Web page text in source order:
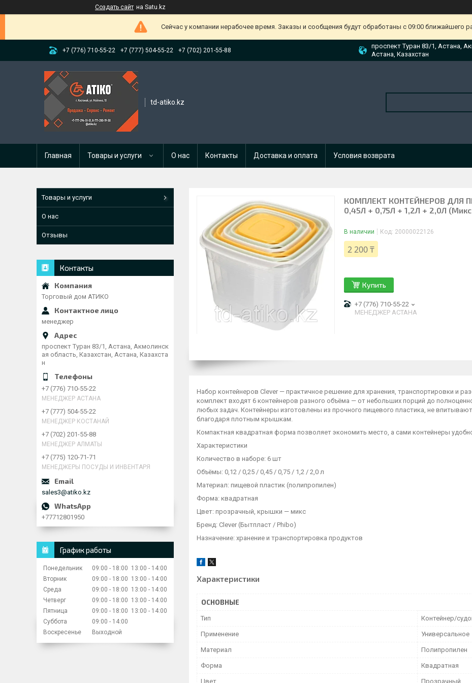
Создать сайт на Satu.kz
Сейчас у компании нерабочее время. Заказы и сообщения будут обработаны с 09:00 ближайшего
+7 (776) 710-55-22 +7 (777) 504-55-22 +7 (702) 201-55-88
проспект Туран 83/1, Астана,
Астана, Казахстан
td-atiko.kz
Главная Товары и услуги О нас Контакты Доставка и оплата Условия возврата
КОМПЛЕКТ КОНТЕЙНЕРОВ ДЛЯ
0,45Л + 0,75Л + 1,2Л + 2,0Л (Микс
В наличии Код: 20000022126
2 200 ₸
Купить
+7 (776) 710-55-22
МЕНЕДЖЕР АСТАНА
Набор контейнеров Clever — практичное решение для хранения, транспортировки и
комплект входят 6 контейнеров разного объёма — от небольших порций до
любых задач. Контейнеры изготовлены из прочного пищевого пластика, не
благодаря плотным крышкам.
Компактная квадратная форма позволяет экономить место, а сами контейнеры
Характеристики
Количество в наборе: 6 шт
Объёмы: 0,12 / 0,25 / 0,45 / 0,75 / 1,2 / 2,0 л
Материал: пищевой пластик (полипропилен)
Форма: квадратная
Цвет: прозрачный, крышки — микс
Бренд: Clever (Бытпласт / Phibo)
Назначение: хранение и транспортировка продуктов
Характеристики
ОСНОВНЫЕ
Тип Контейнер/
Применение Универсальное
Материал Полипропилен
Форма Квадратная
Цвет Прозрачный
Товары и услуги
О нас
Отзывы
Контакты
Торговый дом АТИКО
менеджер
проспект Туран 83/1, Астана, Акмолинск
ая область, Казахстан, Астана, Казахста
н
+7 (776) 710-55-22
МЕНЕДЖЕР АСТАНА
+7 (777) 504-55-22
МЕНЕДЖЕР КОСТАНАЙ
+7 (702) 201-55-88
МЕНЕДЖЕР АЛМАТЫ
+7 (775) 120-71-71
МЕНЕДЖЕРЫ ПОСУДЫ И ИНВЕНТАРЯ
sales3@atiko.kz
+77712801950
График работы
Понедельник 09:00 18:00 13:00
14:00
Вторник
09:00 18:00 13:00
14:00
Среда
09:00 18:00 13:00
14:00
Четверг
09:00 18:00 13:00
14:00
Пятница
09:00 18:00 13:00
14:00
Суббота
09:00
14:00
Воскресенье
Выходной